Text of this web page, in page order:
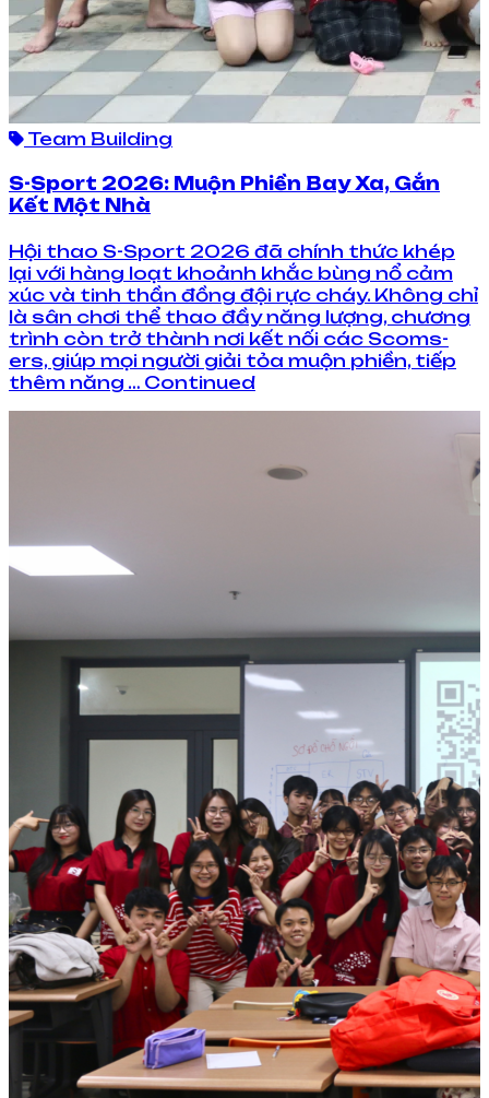
Team Building
S-Sport 2026: Muộn Phiền Bay Xa, Gắn
Kết Một Nhà
Hội thao S-Sport 2026 đã chính thức khép
lại với hàng loạt khoảnh khắc bùng nổ cảm
xúc và tinh thần đồng đội rực cháy. Không chỉ
là sân chơi thể thao đầy năng lượng, chương
trình còn trở thành nơi kết nối các Scoms-
ers, giúp mọi người giải tỏa muộn phiền, tiếp
thêm năng … Continued